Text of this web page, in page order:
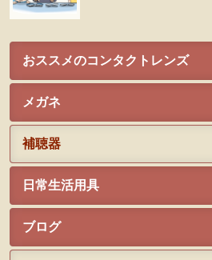
おススメのコンタクトレンズ
メガネ
補聴器
日常生活用具
ブログ